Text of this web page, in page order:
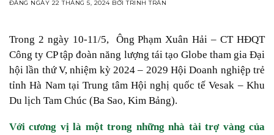
ĐĂNG NGÀY 22 THÁNG 5, 2024BỞITRINH TRẦN
Trong 2 ngày 10-11/5, Ông Phạm Xuân Hải – CT HĐQT
Công ty CP tập đoàn năng lượng tái tạo Globe tham gia Đại
hội lần thứ V, nhiệm kỳ 2024 – 2029 Hội Doanh nghiệp trẻ
tỉnh Hà Nam tại Trung tâm Hội nghị quốc tế Vesak – Khu
Du lịch Tam Chúc (Ba Sao, Kim Bảng).
Với cương vị là một trong những nhà tài trợ vàng của